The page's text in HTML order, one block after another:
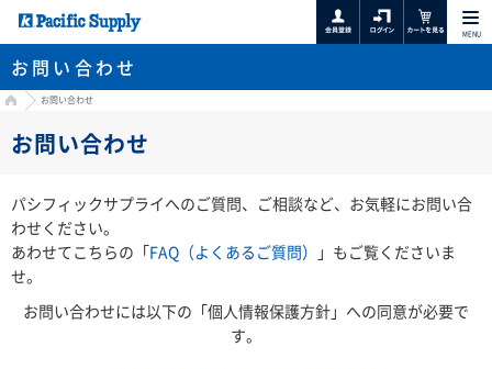
MENU
お問い合わせ
HOMEお問い合わせ
お問い合わせ
パシフィックサプライへのご質問、ご相談など、お気軽にお問い合
わせください。
あわせてこちらの「FAQ（よくあるご質問） 」もご覧くださいま
せ。
お問い合わせには以下の「個人情報保護方針」への同意が必要で
す。